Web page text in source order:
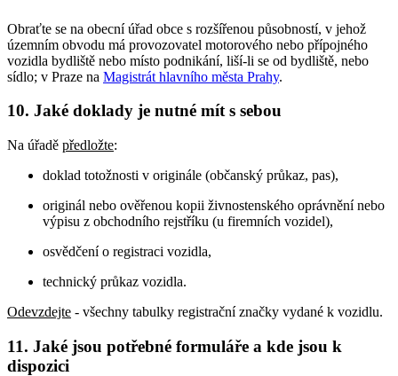
Obraťte se na obecní úřad obce s rozšířenou působností, v jehož
územním obvodu má provozovatel motorového nebo přípojného
vozidla bydliště nebo místo podnikání, liší-li se od bydliště, nebo
sídlo; v Praze na Magistrát hlavního města Prahy.
10. Jaké doklady je nutné mít s sebou
Na úřadě předložte:
doklad totožnosti v originále (občanský průkaz, pas),
originál nebo ověřenou kopii živnostenského oprávnění nebo
výpisu z obchodního rejstříku (u firemních vozidel),
osvědčení o registraci vozidla,
technický průkaz vozidla.
Odevzdejte - všechny tabulky registrační značky vydané k vozidlu.
11. Jaké jsou potřebné formuláře a kde jsou k
dispozici